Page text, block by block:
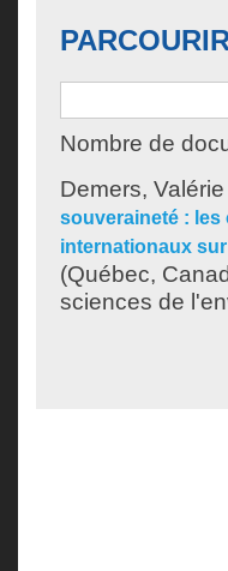
Nombre de
Demers, Valérie
souveraineté :
internationaux
(Québec,
sciences de